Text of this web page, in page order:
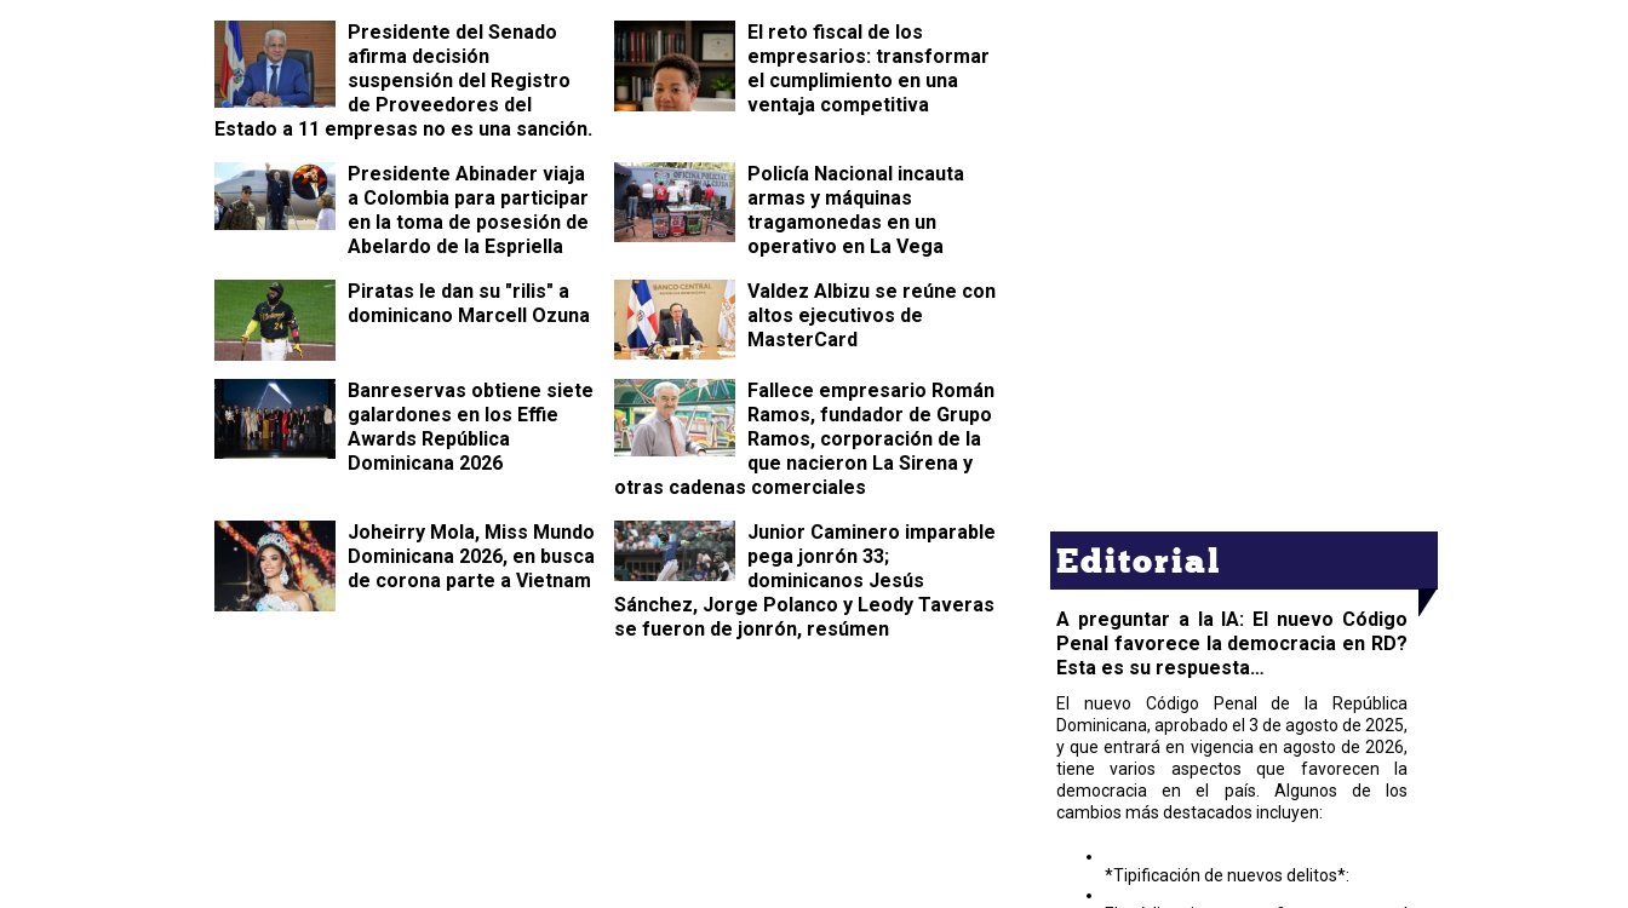
Presidente del Senado
afirma decisión
suspensión del Registro
de Proveedores del
Estado a 11 empresas no es una sanción.
​El reto fiscal de los
empresarios: transformar
el cumplimiento en una
ventaja competitiva
Presidente Abinader viaja
a Colombia para participar
en la toma de posesión de
Abelardo de la Espriella
Policía Nacional incauta
armas y máquinas
tragamonedas en un
operativo en La Vega
Piratas le dan su "rilis" a
dominicano Marcell Ozuna
Valdez Albizu se reúne con
altos ejecutivos de
MasterCard
Banreservas obtiene siete
galardones en los Effie
Awards República
Dominicana 2026
Fallece empresario Román
Ramos, fundador de Grupo
Ramos, corporación de la
que nacieron La Sirena y
otras cadenas comerciales
Joheirry Mola, Miss Mundo
Dominicana 2026, en busca
de corona parte a Vietnam
Junior Caminero imparable
pega jonrón 33;
dominicanos Jesús
Sánchez, Jorge Polanco y Leody Taveras
se fueron de jonrón, resúmen
Editorial
A preguntar a la IA: El nuevo Código
Penal favorece la democracia en RD?
Esta es su respuesta…
El nuevo Código Penal de la República
Dominicana, aprobado el 3 de agosto de 2025,
y que entrará en vigencia en agosto de 2026,
tiene varios aspectos que favorecen la
democracia en el país. Algunos de los
cambios más destacados incluyen:
*Tipificación de nuevos delitos*: